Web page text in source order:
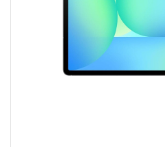
Графический процессор